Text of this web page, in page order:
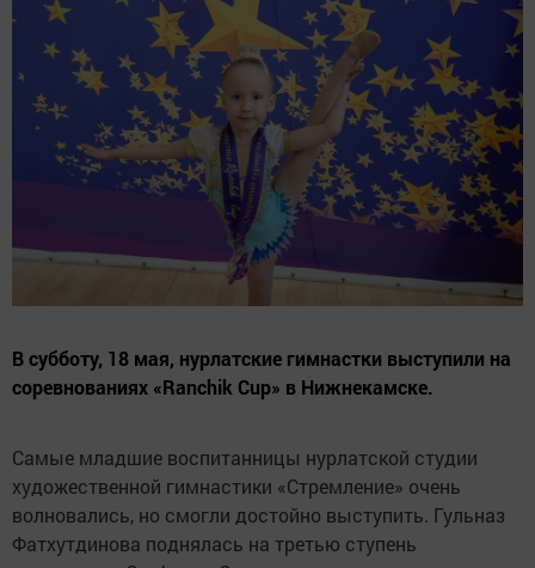
В субботу, 18 мая, нурлатские гимнастки выступили на
соревнованиях «Ranchik Cup» в Нижнекамске.
Самые младшие воспитанницы нурлатской студии
художественной гимнастики «Стремление» очень
волновались, но смогли достойно выступить. Гульназ
Фатхутдинова поднялась на третью ступень